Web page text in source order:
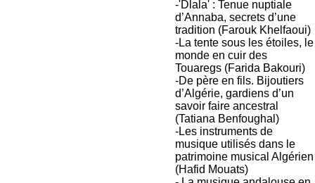
-'Dlala' : Tenue nuptiale
d’Annaba, secrets d’une
tradition (Farouk Khelfaoui)
-La tente sous les étoiles, le
monde en cuir des
Touaregs (Farida Bakouri)
-De père en fils. Bijoutiers
d’Algérie, gardiens d’un
savoir faire ancestral
(Tatiana Benfoughal)
-Les instruments de
musique utilisés dans le
patrimoine musical Algérien
(Hafid Mouats)